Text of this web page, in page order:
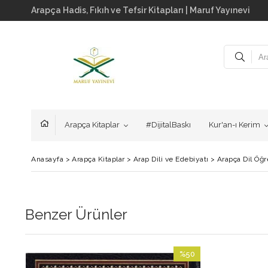
Arapça Hadis, Fıkıh ve Tefsir Kitapları | Maruf Yayınevi
Arapça Kitaplar #DijitalBaskı Kur'an-ı Kerim
Anasayfa > Arapça Kitaplar> Arap Dili ve Edebiyatı > Arapça Dil
Benzer Ürünler
%50